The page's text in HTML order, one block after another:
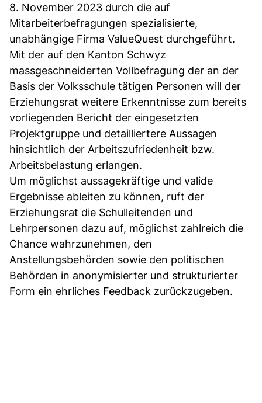
8. November 2023 durch die auf
Mitarbeiterbefragungen spezialisierte,
unabhängige Firma ValueQuest durchgeführt.
Mit der auf den Kanton Schwyz
massgeschneiderten Vollbefragung der an der
Basis der Volksschule tätigen Personen will der
Erziehungsrat weitere Erkenntnisse zum bereits
vorliegenden Bericht der eingesetzten
Projektgruppe und detailliertere Aussagen
hinsichtlich der Arbeitszufriedenheit bzw.
Arbeitsbelastung erlangen.
Um möglichst aussagekräftige und valide
Ergebnisse ableiten zu können, ruft der
Erziehungsrat die Schulleitenden und
Lehrpersonen dazu auf, möglichst zahlreich die
Chance wahrzunehmen, den
Anstellungsbehörden sowie den politischen
Behörden in anonymisierter und strukturierter
Form ein ehrliches Feedback zurückzugeben.